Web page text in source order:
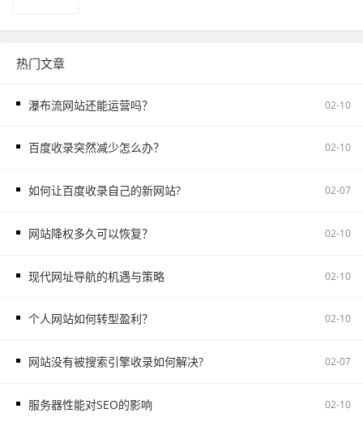
热门文章
瀑布流网站还能运营吗？ 02-10
百度收录突然减少怎么办？ 02-10
如何让百度收录自己的新网站? 02-07
网站降权多久可以恢复？ 02-10
现代网址导航的机遇与策略 02-10
个人网站如何转型盈利？ 02-10
网站没有被搜索引擎收录如何解决? 02-07
服务器性能对SEO的影响 02-10